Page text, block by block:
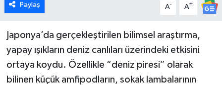
Paylaş A- A+
Japonya’da gerçekleştirilen bilimsel araştırma,
yapay ışıkların deniz canlıları üzerindeki etkisini
ortaya koydu. Özellikle “deniz piresi” olarak
bilinen küçük amfipodların, sokak lambalarının
Genel
Gündem
Hisarcık